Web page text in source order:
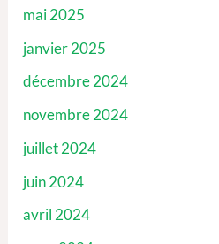
mai 2025
janvier 2025
décembre 2024
novembre 2024
juillet 2024
juin 2024
avril 2024